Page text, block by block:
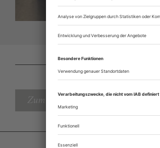
Zum Inhaltsverzeichnis